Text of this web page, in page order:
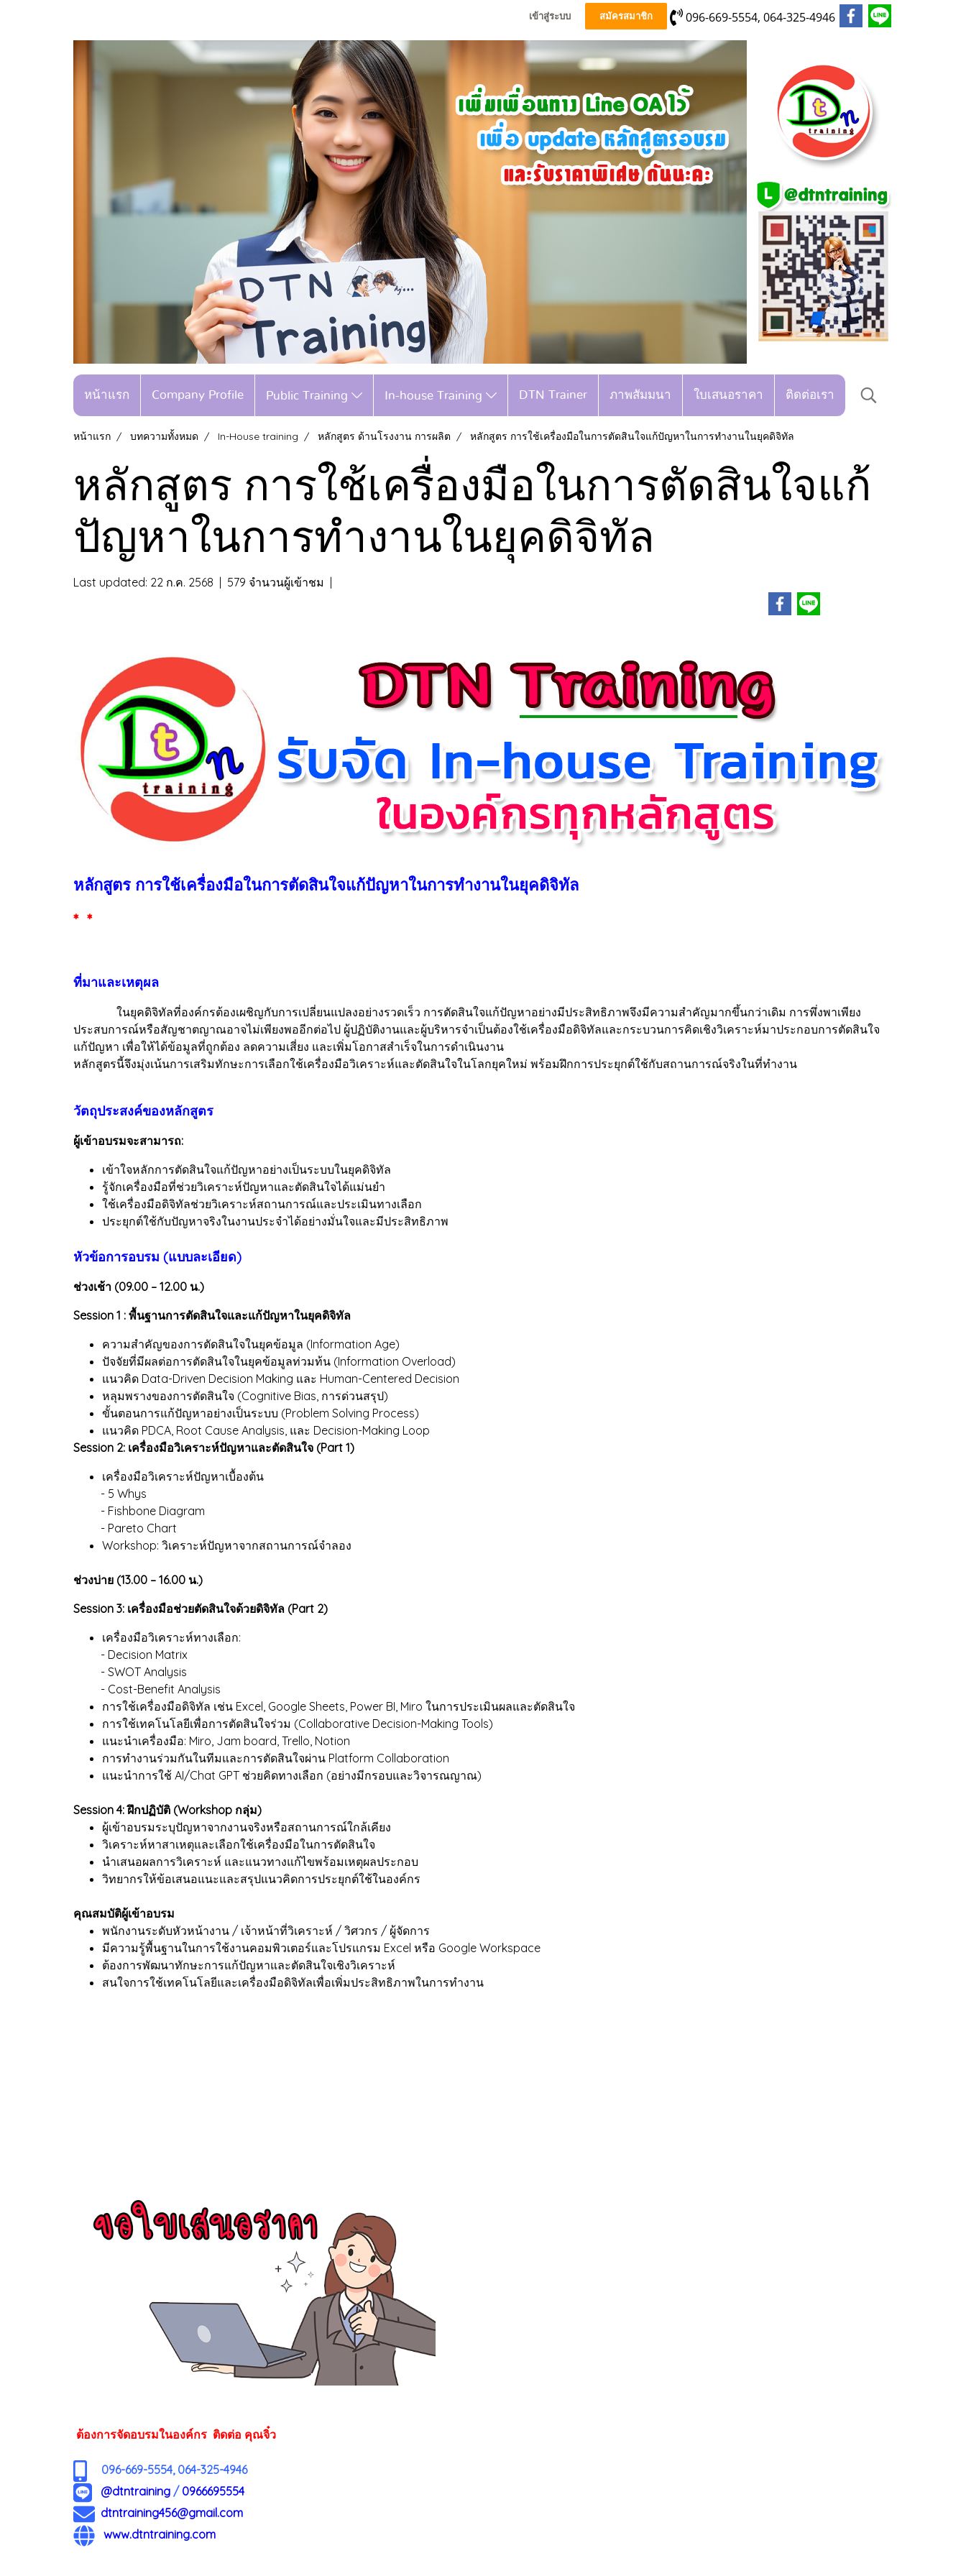
เข้าสู่ระบบ สมัครสมาชิก 096-669-5554, 064-325-4946
หน้าแรก Company Profile Public Training In-house Training DTN Trainer ภาพสัมมนา ใบเสนอราคา ติดต่อเรา
หน้าแรก บทความทั้งหมด In-House training หลักสูตร ด้านโรงงาน การผลิต หลักสูตร การใช้เครื่องมือในการตัดสินใจแก้ปัญหาในการทำงานในยุคดิจิทัล
หลักสูตร การใช้เครื่องมือในการตัดสินใจแก้
ปัญหาในการทำงานในยุคดิจิทัล
Last updated: 22 ก.ค. 2568 579 จำนวนผู้เข้าชม
หลักสูตร การใช้เครื่องมือในการตัดสินใจแก้ปัญหาในการทำงานในยุคดิจิทัล
* *
ที่มาและเหตุผล
ในยุคดิจิทัลที่องค์กรต้องเผชิญกับการเปลี่ยนแปลงอย่างรวดเร็ว การตัดสินใจแก้ปัญหาอย่างมีประสิทธิภาพจึงมีความสำคัญมากขึ้นกว่าเดิม การพึ่งพาเพียง
ประสบการณ์หรือสัญชาตญาณอาจไม่เพียงพออีกต่อไป ผู้ปฏิบัติงานและผู้บริหารจำเป็นต้องใช้เครื่องมือดิจิทัลและกระบวนการคิดเชิงวิเคราะห์มาประกอบการตัดสินใจ
แก้ปัญหา เพื่อให้ได้ข้อมูลที่ถูกต้อง ลดความเสี่ยง และเพิ่มโอกาสสำเร็จในการดำเนินงาน
หลักสูตรนี้จึงมุ่งเน้นการเสริมทักษะการเลือกใช้เครื่องมือวิเคราะห์และตัดสินใจในโลกยุคใหม่ พร้อมฝึกการประยุกต์ใช้กับสถานการณ์จริงในที่ทำงาน
วัตถุประสงค์ของหลักสูตร
ผู้เข้าอบรมจะสามารถ:
เข้าใจหลักการตัดสินใจแก้ปัญหาอย่างเป็นระบบในยุคดิจิทัล
รู้จักเครื่องมือที่ช่วยวิเคราะห์ปัญหาและตัดสินใจได้แม่นยำ
ใช้เครื่องมือดิจิทัลช่วยวิเคราะห์สถานการณ์และประเมินทางเลือก
ประยุกต์ใช้กับปัญหาจริงในงานประจำได้อย่างมั่นใจและมีประสิทธิภาพ
หัวข้อการอบรม (แบบละเอียด)
ช่วงเช้า (09.00 – 12.00 น.)
Session 1 : พื้นฐานการตัดสินใจและแก้ปัญหาในยุคดิจิทัล
ความสำคัญของการตัดสินใจในยุคข้อมูล (Information Age)
ปัจจัยที่มีผลต่อการตัดสินใจในยุคข้อมูลท่วมท้น (Information Overload)
แนวคิด Data-Driven Decision Making และ Human-Centered Decision
หลุมพรางของการตัดสินใจ (Cognitive Bias, การด่วนสรุป)
ขั้นตอนการแก้ปัญหาอย่างเป็นระบบ (Problem Solving Process)
แนวคิด PDCA, Root Cause Analysis, และ Decision-Making Loop
Session 2: เครื่องมือวิเคราะห์ปัญหาและตัดสินใจ (Part 1)
เครื่องมือวิเคราะห์ปัญหาเบื้องต้น
- 5 Whys
- Fishbone Diagram
- Pareto Chart
Workshop: วิเคราะห์ปัญหาจากสถานการณ์จำลอง
ช่วงบ่าย (13.00 – 16.00 น.)
Session 3: เครื่องมือช่วยตัดสินใจด้วยดิจิทัล (Part 2)
เครื่องมือวิเคราะห์ทางเลือก:
- Decision Matrix
- SWOT Analysis
- Cost-Benefit Analysis
การใช้เครื่องมือดิจิทัล เช่น Excel, Google Sheets, Power BI, Miro ในการประเมินผลและตัดสินใจ
การใช้เทคโนโลยีเพื่อการตัดสินใจร่วม (Collaborative Decision-Making Tools)
แนะนำเครื่องมือ: Miro, Jam board, Trello, Notion
การทำงานร่วมกันในทีมและการตัดสินใจผ่าน Platform Collaboration
แนะนำการใช้ AI/Chat GPT ช่วยคิดทางเลือก (อย่างมีกรอบและวิจารณญาณ)
Session 4: ฝึกปฏิบัติ (Workshop กลุ่ม)
ผู้เข้าอบรมระบุปัญหาจากงานจริงหรือสถานการณ์ใกล้เคียง
วิเคราะห์หาสาเหตุและเลือกใช้เครื่องมือในการตัดสินใจ
นำเสนอผลการวิเคราะห์ และแนวทางแก้ไขพร้อมเหตุผลประกอบ
วิทยากรให้ข้อเสนอแนะและสรุปแนวคิดการประยุกต์ใช้ในองค์กร
คุณสมบัติผู้เข้าอบรม
พนักงานระดับหัวหน้างาน / เจ้าหน้าที่วิเคราะห์ / วิศวกร / ผู้จัดการ
มีความรู้พื้นฐานในการใช้งานคอมพิวเตอร์และโปรแกรม Excel หรือ Google Workspace
ต้องการพัฒนาทักษะการแก้ปัญหาและตัดสินใจเชิงวิเคราะห์
สนใจการใช้เทคโนโลยีและเครื่องมือดิจิทัลเพื่อเพิ่มประสิทธิภาพในการทำงาน
ต้องการจัดอบรมในองค์กร ติดต่อ คุณจิ๋ว
096-669-5554, 064-325-4946
@dtntraining / 0966695554
dtntraining456@gmail.com
www.dtntraining.com